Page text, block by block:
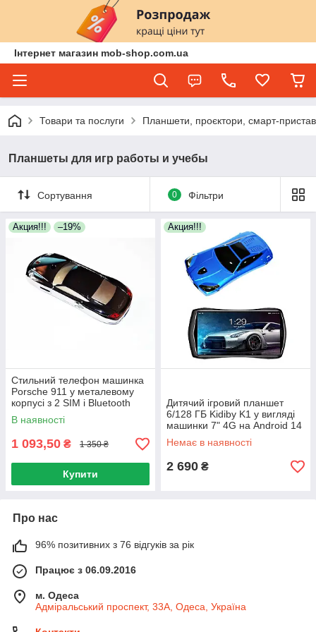
Інтернет магазин mob-shop.com.ua
Товари та послуги Планшети, проєктори, смарт-
Планшеты для игр работы и учебы
Сортування 0 Фільтри
Акция!!! –19%
Стильний телефон машинка
Porsche 911 у металевому
корпусі з 2 SIM і Bluetooth
В наявності
1 093,50 ₴ 1 350 ₴
Купити
Акция!!!
Дитячий ігровий планшет
6/128 ГБ Kidiby K1 у вигляді
машинки 7" 4G на Android 14
у міцному синьому корпусі
Немає в наявності
2 690 ₴
Про нас
96% позитивних з 76 відгуків за рік
Працює з 06.09.2016
м. Одеса
Адміральський проспект, 33А, Одеса, Україна